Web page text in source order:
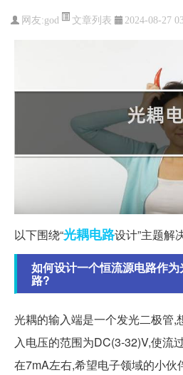
网友:god 文章列表 2024-08-27
以下围绕“光耦电路设计”主题解
如何设计一个恒流源电路作
路?
光耦的输入端是一个发光二极管,
入电压的范围为DC(3-32)V,使流
在7mA左右,希望电子领域的小伙